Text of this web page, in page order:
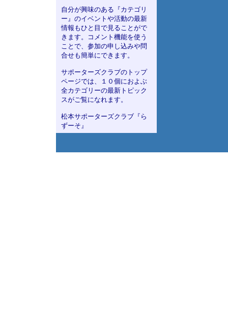
自分が興味のある『カテゴリ
ー』のイベントや活動の最新
情報もひと目で見ることがで
きます。コメント機能を使う
ことで、参加の申し込みや問
合せも簡単にできます。
サポーターズクラブのトップ
ページでは、１０個におよぶ
全カテゴリーの最新トピック
スがご覧になれます。
松本サポーターズクラブ『ら
ずーそ』